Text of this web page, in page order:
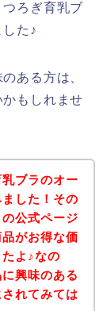
ろぎ育乳ブ
た♪
ある方は、
もしれませ
ブラのオー
した！その
公式ページ
がお得な価
よ♪なの
興味のある
れてみては